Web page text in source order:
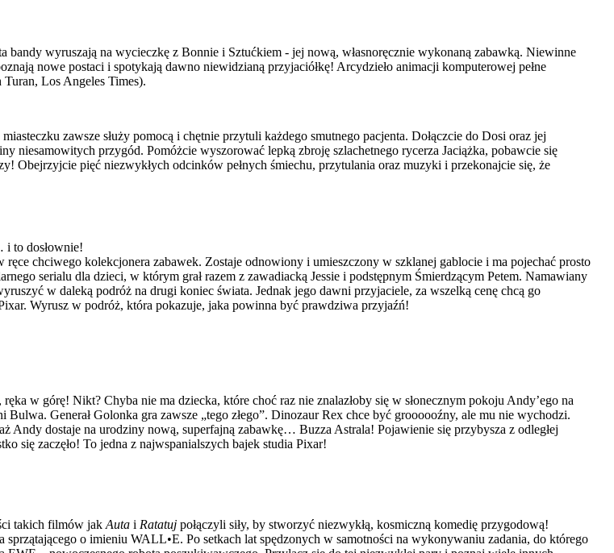
wyruszają na wycieczkę z Bonnie i Sztućkiem - jej nową, własnoręcznie wykonaną zabawką. Niewinne
nowe postaci i spotykają dawno niewidzianą przyjaciółkę! Arcydzieło animacji komputerowej pełne
Los Angeles Times).
zawsze służy pomocą i chętnie przytuli każdego smutnego pacjenta. Dołączcie do Dosi oraz jej
niesamowitych przygód. Pomóżcie wyszorować lepką zbroję szlachetnego rycerza Jaciążka, pobawcie się
Obejrzyjcie pięć niezwykłych odcinków pełnych śmiechu, przytulania oraz muzyki i przekonajcie się, że
i to dosłownie!
chciwego kolekcjonera zabawek. Zostaje odnowiony i umieszczony w szklanej gablocie i ma pojechać prosto
serialu dla dzieci, w którym grał razem z zawadiacką Jessie i podstępnym Śmierdzącym Petem. Namawiany
w daleką podróż na drugi koniec świata. Jednak jego dawni przyjaciele, za wszelką cenę chcą go
Wyrusz w podróż, która pokazuje, jaka powinna być prawdziwa przyjaźń!
w górę! Nikt? Chyba nie ma dziecka, które choć raz nie znalazłoby się w słonecznym pokoju Andy’ego na
Generał Golonka gra zawsze „tego złego”. Dinozaur Rex chce być groooooźny, ale mu nie wychodzi.
dostaje na urodziny nową, superfajną zabawkę… Buzza Astrala! Pojawienie się przybysza z odległej
się zaczęło! To jedna z najwspanialszych bajek studia Pixar!
takich filmów jak Auta i Ratatuj połączyli siły, by stworzyć niezwykłą, kosmiczną komedię przygodową!
o imieniu WALL•E. Po setkach lat spędzonych w samotności na wykonywaniu zadania, do którego